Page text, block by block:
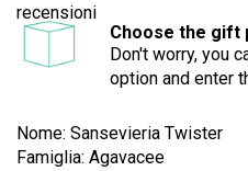
recensioni
Choose the gift
Don't worry, you
option and enter
Nome: Sansevieria Twister
Famiglia: Agavacee